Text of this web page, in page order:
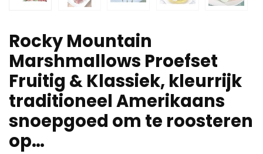
Rocky Mountain
Marshmallows Proefset
Fruitig & Klassiek, kleurrijk
traditioneel Amerikaans
snoepgoed om te roosteren
op…